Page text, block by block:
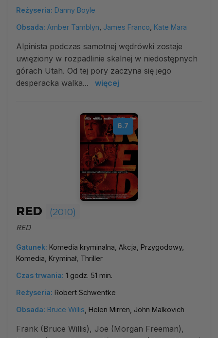
Reżyseria: Danny Boyle
Obsada: Amber Tamblyn James Franco Kate Mara
Alpinista podczas samotnej wędrówki zostaje
uwięziony w rozpadlinie skalnej w niedostępnych
górach Utah. Od tej pory zaczyna się jego
desperacka walka...
więcej
6.7
RED (2010)
RED
Gatunek: Komedia kryminalna, Akcja, Przygodowy,
Komedia, Kryminał, Thriller
Czas trwania: 1 godz. 51 min.
Reżyseria: Robert Schwentke
Obsada: Bruce Willis , Helen Mirren, John Malkovich
Frank (Bruce Willis), Joe (Morgan Freeman),